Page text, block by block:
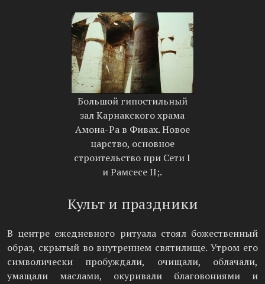
Большой гипостильный
зал Карнакского храма
Амона-Ра в Фивах. Новое
царство, основное
строительство при Сети I
и Рамсесе II;.
Культ и праздники
В центре ежедневного ритуала стоял божественный
образ, скрытый во внутреннем святилище. Утром его
символически пробуждали, очищали, облачали,
умащали маслами, окуривали благовониями и